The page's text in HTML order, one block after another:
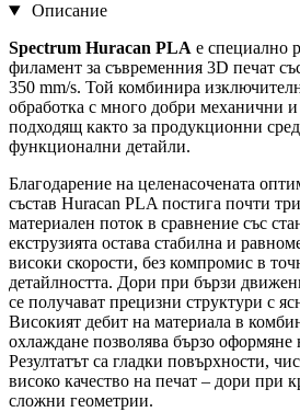
Описание
Spectrum Huracan PLA е специално
филамент за съвременния 3D печат
350 mm/s. Той комбинира
обработка с много добри механични
подходящ както за продукционни
функционални детайли.
Благодарение на целенасочената
състав Huracan PLA постига почти
материален поток в сравнение със
екструзията остава стабилна и
високи скорости, без компромис в
детайлността. Дори при бързи
се получават прецизни структури с
Високият дебит на материала в
охлаждане позволява бързо оформяне
Резултатът са гладки повърхности,
високо качество на печат – дори при
сложни геометрии.